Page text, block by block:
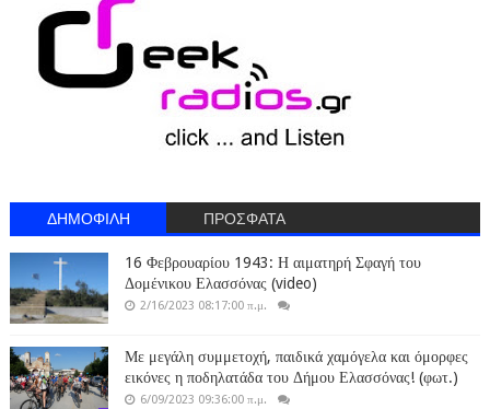
ΔΗΜΟΦΙΛΗ ΠΡΟΣΦΑΤΑ
16 Φεβρουαρίου 1943: Η αιματηρή Σφαγή του
Δομένικου Ελασσόνας (video)
2/16/2023 08:17:00 π.μ.
Με μεγάλη συμμετοχή, παιδικά χαμόγελα και όμορφες
εικόνες η ποδηλατάδα του Δήμου Ελασσόνας! (φωτ.)
6/09/2023 09:36:00 π.μ.